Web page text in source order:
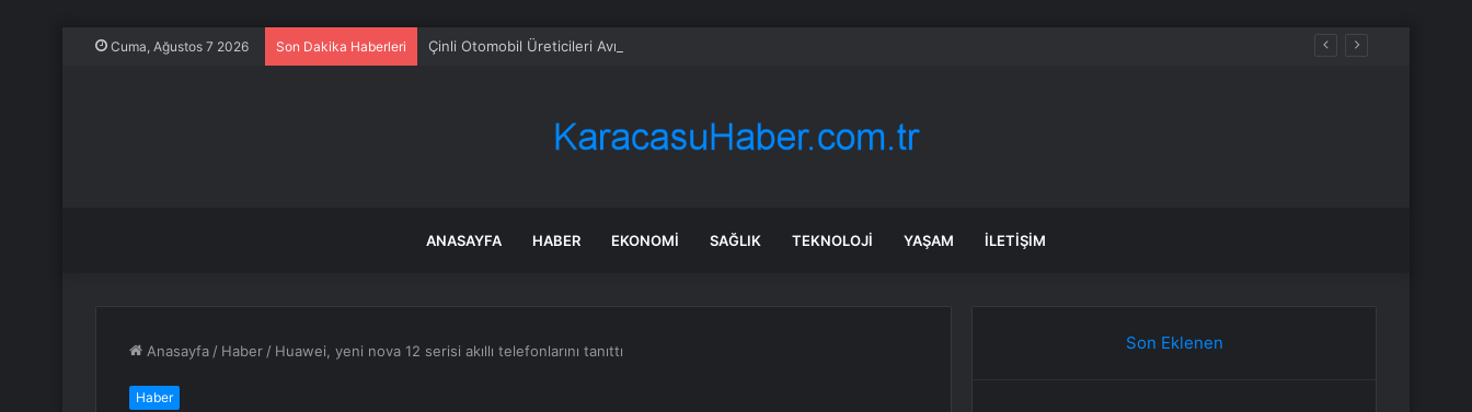
Cuma, Ağustos 7 2026 Son Dakika Haberleri Çinli Otomobil Üreticileri Avrupa’da Satışlarını Hızla Artırdı
ANASAYFA HABER EKONOMI SAĞLIK TEKNOLOJI YAŞAM İLETIŞIM
Anasayfa / Haber / Huawei, yeni nova 12 serisi akıllı telefonlarını tanıttı
Haber
Son Eklenen